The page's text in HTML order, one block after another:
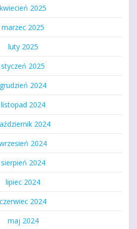
kwiecień 2025
marzec 2025
luty 2025
styczeń 2025
grudzień 2024
listopad 2024
2024
2024
sierpień 2024
lipiec 2024
czerwiec 2024
maj 2024